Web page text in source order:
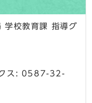
学校教育課 指導グ
ス: 0587-32-